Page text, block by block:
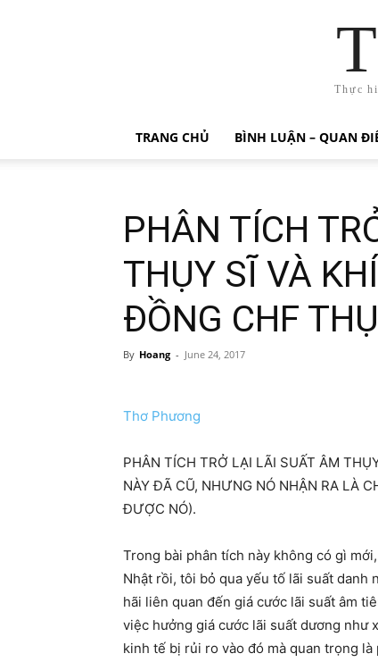
Thực
TRANG CHỦ BÌNH LUẬN – QUAN
PHÂN TÍCH
THỤY SĨ VÀ
ĐỒNG CHF
By Hoang - June 24, 2017
Thơ Phương
PHÂN TÍCH TRỞ LẠI LÃI SUẤT ÂM
NÀY ĐÃ CŨ, NHƯNG NÓ NHẬN RA LÀ
ĐƯỢC NÓ).
Trong bài phân tích này không có gì
Nhật rồi, tôi bỏ qua yếu tố lãi suất danh
hãi liên quan đến giá cước lãi suất âm
việc hưởng giá cước lãi suất dương như
kinh tế bị rủi ro vào đó mà quan trọng